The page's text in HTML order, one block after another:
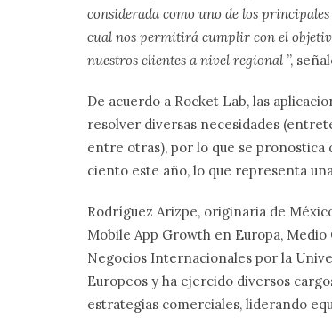
considerada como uno de los
cual nos permitirá cumplir con el
nuestros clientes a nivel regional ”,
De acuerdo a Rocket Lab, las
resolver diversas necesidades
entre otras), por lo que se
ciento este año, lo que representa
Rodríguez Arizpe, originaria de
Mobile App Growth en Europa,
Negocios Internacionales por la
Europeos y ha ejercido diversos
estrategias comerciales, liderando